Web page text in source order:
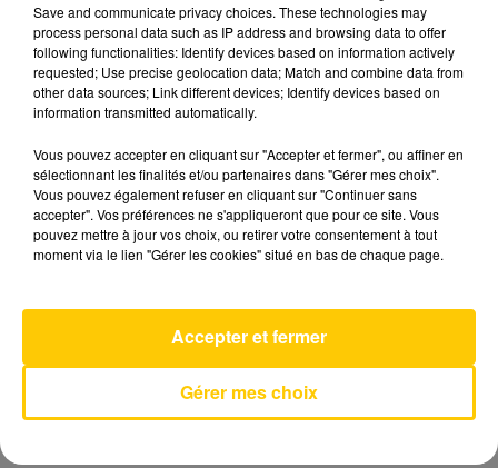
À 07H30
Ecoutez sur Totem l'information à Tulle, Brive,
dans le Nord du Lot et le pays sarladais avec les
reportages de nos journalistes sur le terrain.
BERNARD LAVILLIERS
Save and communicate privacy choices. These technologies may
process personal data such as IP address and browsing data to offer
following functionalities: Identify devices based on information actively
requested; Use precise geolocation data; Match and combine data from
other data sources; Link different devices; Identify devices based on
information transmitted automatically.
Vous pouvez accepter en cliquant sur "Accepter et fermer", ou affiner en
sélectionnant les finalités et/ou partenaires dans "Gérer mes choix".
Vous pouvez également refuser en cliquant sur "Continuer sans
accepter". Vos préférences ne s'appliqueront que pour ce site. Vous
pouvez mettre à jour vos choix, ou retirer votre consentement à tout
moment via le lien "Gérer les cookies" situé en bas de chaque page.
Gérer mes choix
Accepter et fermer